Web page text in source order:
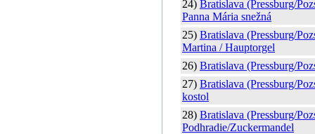
24) Bratislava (Pressburg/
Panna Mária snežná
25) Bratislava (Pressburg/
Martina / Hauptorgel
26) Bratislava (Pressburg/
27) Bratislava (Pressburg/
kostol
28) Bratislava (Pressburg/
Podhradie/Zuckermandel